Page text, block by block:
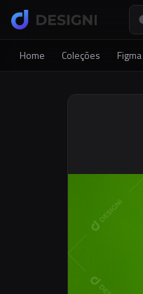
Home Coleções Figma